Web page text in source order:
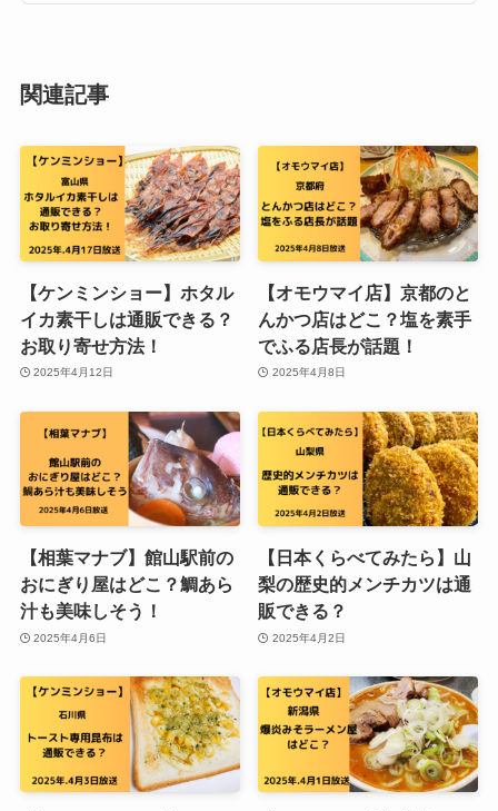
関連記事
【ケンミンショー】ホタル
イカ素干しは通販できる？
お取り寄せ方法！
2025年4月12日
【オモウマイ店】京都のと
んかつ店はどこ？塩を素手
でふる店長が話題！
2025年4月8日
【相葉マナブ】館山駅前の
おにぎり屋はどこ？鯛あら
汁も美味しそう！
2025年4月6日
【日本くらべてみたら】山
梨の歴史的メンチカツは通
販できる？
2025年4月2日